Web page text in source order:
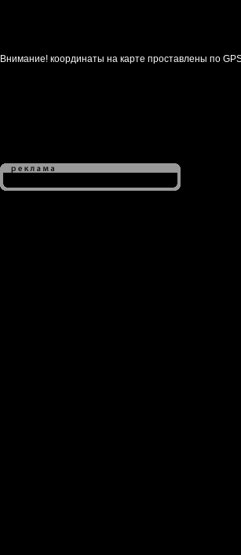
Внимание! координаты на карте проставлены по